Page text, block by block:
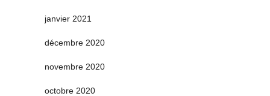
janvier 2021
décembre 2020
novembre 2020
octobre 2020